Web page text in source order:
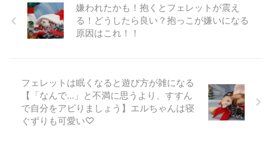
嫌われたかも！抱くとフェレットが震え
る！どうしたら良い？抱っこが嫌いになる
原因はこれ！！
フェレットは眠くなると遊び方が雑になる
【「なんで…」と不満に思うより、すすん
で自分をアピりましょう】エルちゃんは寝
ぐずりも可愛い♡